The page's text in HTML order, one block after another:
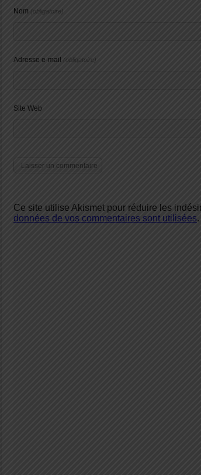
Nom (obligatoire)
Adresse e-mail (obligatoire)
Site Web
Ce site utilise Akismet pour réduire les
données de vos commentaires sont utilisées.